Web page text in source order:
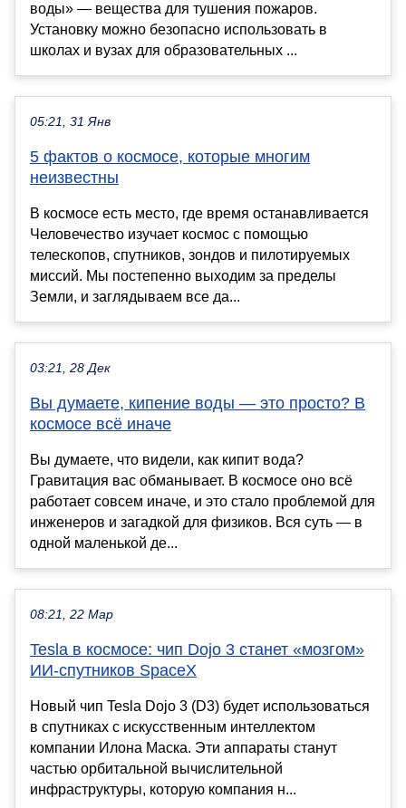
воды» — вещества для тушения пожаров.
Установку можно безопасно использовать в
школах и вузах для образовательных ...
05:21, 31 Янв
5 фактов о космосе, которые многим
неизвестны
В космосе есть место, где время останавливается
Человечество изучает космос с помощью
телескопов, спутников, зондов и пилотируемых
миссий. Мы постепенно выходим за пределы
Земли, и заглядываем все да...
03:21, 28 Дек
Вы думаете, кипение воды — это просто? В
космосе всё иначе
Вы думаете, что видели, как кипит вода?
Гравитация вас обманывает. В космосе оно всё
работает совсем иначе, и это стало проблемой для
инженеров и загадкой для физиков. Вся суть — в
одной маленькой де...
08:21, 22 Мар
Tesla в космосе: чип Dojo 3 станет «мозгом»
ИИ-спутников SpaceX
Новый чип Tesla Dojo 3 (D3) будет использоваться
в спутниках с искусственным интеллектом
компании Илона Маска. Эти аппараты станут
частью орбитальной вычислительной
инфраструктуры, которую компания н...